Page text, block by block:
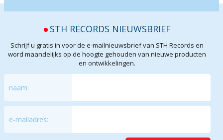
STH RECORDS NIEUWSBRIEF
Schrijf u gratis in voor de e-mailnieuwsbrief van STH Records en
word maandelijks op de hoogte gehouden van nieuwe producten
en ontwikkelingen.
naam:
e-mailadres: